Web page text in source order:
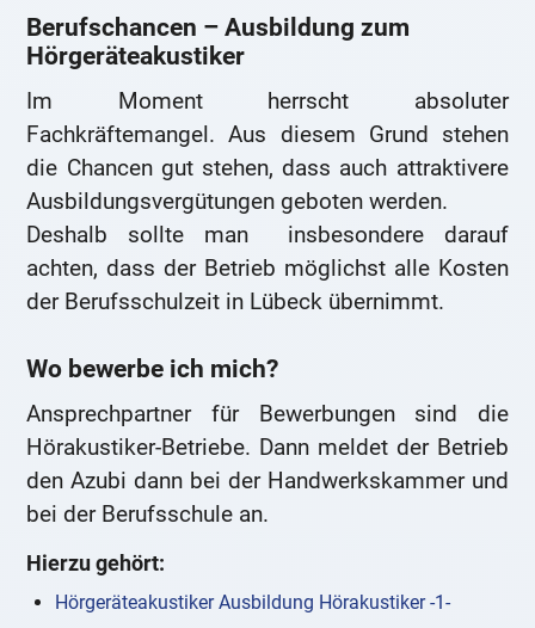
Berufschancen – Ausbildung zum
Hörgeräteakustiker
Im Moment herrscht absoluter
Fachkräftemangel. Aus diesem Grund stehen
die Chancen gut stehen, dass auch attraktivere
Ausbildungsvergütungen geboten werden.
Deshalb sollte man insbesondere darauf
achten, dass der Betrieb möglichst alle Kosten
der Berufsschulzeit in Lübeck übernimmt.
Wo bewerbe ich mich?
Ansprechpartner für Bewerbungen sind die
Hörakustiker-Betriebe. Dann meldet der Betrieb
den Azubi dann bei der Handwerkskammer und
bei der Berufsschule an.
Hierzu gehört:
Hörgeräteakustiker Ausbildung Hörakustiker -1-